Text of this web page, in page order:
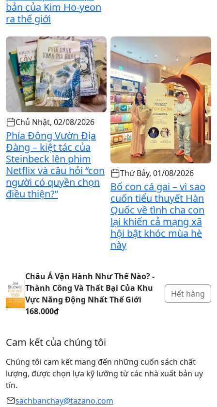
bản của Kim Ho-yeon
ra thế giới
Chủ Nhật, 02/08/2026
Phía Đông Vườn Địa
Đàng – kiệt tác của
Steinbeck lên phim
Netflix và câu hỏi “con
người có quyền chọn
điều thiện?”
Thứ Bảy, 01/08/2026
Bố con cá gai – vì sao
cuốn tiểu thuyết Hàn
Quốc về tình cha con
lại khiến cả mạng xã
hội bật khóc mùa hè
này
Châu Á Vận Hành Như Thế Nào? -
Thành Công Và Thất Bại Của Khu
Vực Năng Động Nhất Thế Giới
168.000₫
Hết hàng
Cam kết của chúng tôi
Chúng tôi cam kết mang đến những cuốn sách chất
lượng, được chọn lựa kỹ lưỡng từ các nhà xuất bản uy
tín.
sachbanchay@tazano.com